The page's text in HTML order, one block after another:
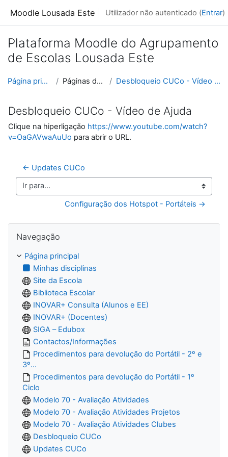
Moodle Lousada Este Utilizador não autenticado (Entrar)
Plataforma Moodle do Agrupamento
de Escolas Lousada Este
Página principal Páginas do site Desbloqueio CUCo - Vídeo de Ajuda
Desbloqueio CUCo - Vídeo de Ajuda
Clique na hiperligação https://www.youtube.com/watch?
v=OaGAVwaAuUo para abrir o URL.
← Updates CUCo
Ir para...
Configuração dos Hotspot - Portáteis →
Navegação
Página principal
Minhas disciplinas
Site da Escola
Biblioteca Escolar
INOVAR+ Consulta (Alunos e EE)
INOVAR+ (Docentes)
SIGA – Edubox
Contactos/Informações
Procedimentos para devolução do Portátil - 2º e
3º...
Procedimentos para devolução do Portátil - 1º
Ciclo
Modelo 70 - Avaliação Atividades
Modelo 70 - Avaliação Atividades Projetos
Modelo 70 - Avaliação Atividades Clubes
Desbloqueio CUCo
Updates CUCo